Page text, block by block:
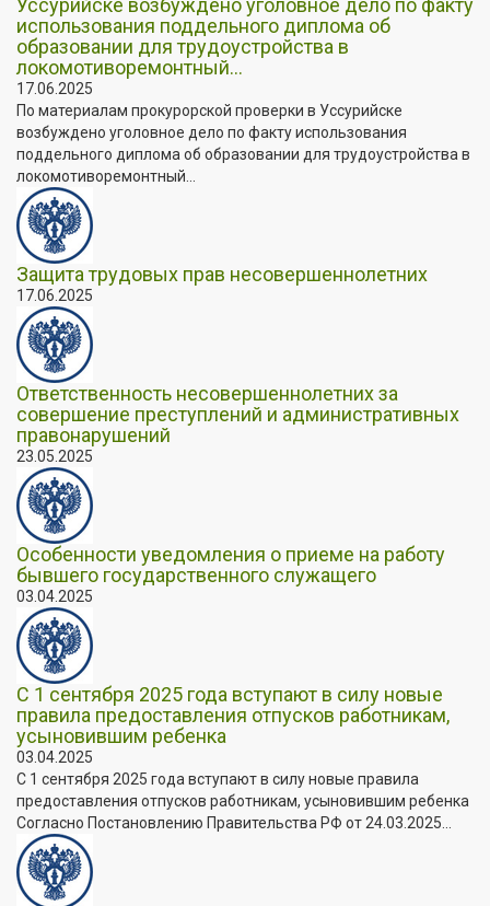
Уссурийске возбуждено уголовное дело по факту
использования поддельного диплома об
образовании для трудоустройства в
локомотиворемонтный...
17.06.2025
По материалам прокурорской проверки в Уссурийске
возбуждено уголовное дело по факту использования
поддельного диплома об образовании для трудоустройства в
локомотиворемонтный...
Защита трудовых прав несовершеннолетних
17.06.2025
Ответственность несовершеннолетних за
совершение преступлений и административных
правонарушений
23.05.2025
Особенности уведомления о приеме на работу
бывшего государственного служащего
03.04.2025
С 1 сентября 2025 года вступают в силу новые
правила предоставления отпусков работникам,
усыновившим ребенка
03.04.2025
С 1 сентября 2025 года вступают в силу новые правила
предоставления отпусков работникам, усыновившим ребенка
Согласно Постановлению Правительства РФ от 24.03.2025...